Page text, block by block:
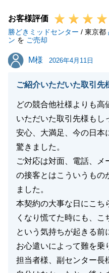
も嬉しく存じます。
素敵な新居での新生活を
また何かお困り事がござ
けくださいませ。
お客様評価
勝どきミッドセンター / 東京都
ン を ご売却
M様
M様 2026年4月11日
ご紹介いただいた取引先
どの競合他社様よりも高
いただいた取引先様もし
安心、大満足、今の日本
驚きました。
ご対応は対面、電話、メ
の接客とはこういうもの
ました。
本契約の大事な日にこち
くなり慌てた時にも、
という気持ちが起きる前
お心遣いによって難を乗
担当者様、副センター長